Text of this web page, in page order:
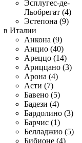
Эсплугес-де-
Льобрегат (4)
Эстепона (9)
в Италии
Анкона (9)
Анцио (40)
Ареццо (14)
Ариццано (3)
Арона (4)
Асти (7)
Бавено (5)
Бадези (4)
Бардолино (3)
Барчис (1)
Белладжио (5)
Бибионе (4)